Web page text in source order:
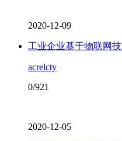
2020-12-09
工业企业基于物联网
acrelcty
0/921
2020-12-05